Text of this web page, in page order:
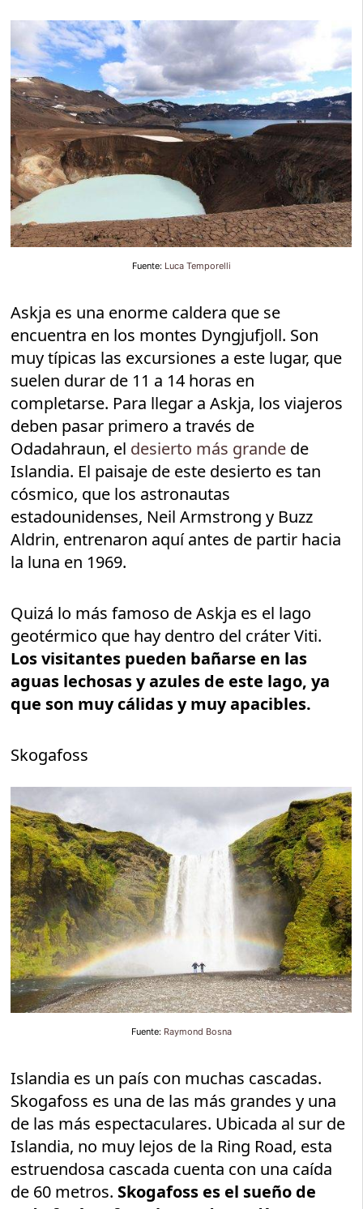
Fuente: Luca Temporelli
Askja es una enorme caldera que se
encuentra en los montes Dyngjufjoll. Son
muy típicas las excursiones a este lugar, que
suelen durar de 11 a 14 horas en
completarse. Para llegar a Askja, los viajeros
deben pasar primero a través de
Odadahraun, el desierto más grande de
Islandia. El paisaje de este desierto es tan
cósmico, que los astronautas
estadounidenses, Neil Armstrong y Buzz
Aldrin, entrenaron aquí antes de partir hacia
la luna en 1969.
Quizá lo más famoso de Askja es el lago
geotérmico que hay dentro del cráter Viti.
Los visitantes pueden bañarse en las
aguas lechosas y azules de este lago, ya
que son muy cálidas y muy apacibles.
Skogafoss
Fuente: Raymond Bosna
Islandia es un país con muchas cascadas.
Skogafoss es una de las más grandes y una
de las más espectaculares. Ubicada al sur de
Islandia, no muy lejos de la Ring Road, esta
estruendosa cascada cuenta con una caída
de 60 metros. Skogafoss es el sueño de